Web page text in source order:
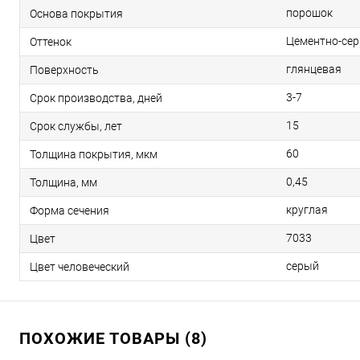
Основа покрытия порошок
Оттенок Цементно-
Поверхность глянцевая
Срок производства, дней 3-7
Срок службы, лет 15
Толщина покрытия, мкм 60
Толщина, мм 0,45
Форма сечения круглая
Цвет 7033
Цвет человеческий серый
ПОХОЖИЕ ТОВАРЫ (8)